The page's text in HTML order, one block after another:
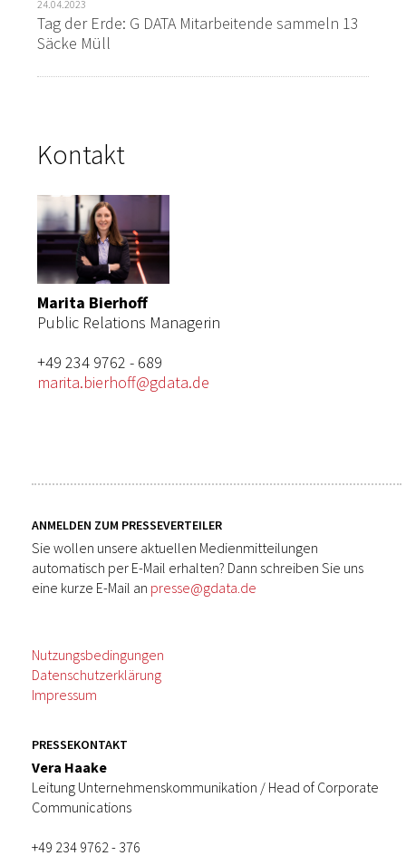
24.04.2023
Tag der Erde: G DATA Mitarbeitende sammeln 13
Säcke Müll
Kontakt
Marita Bierhoff
Public Relations Managerin
+49 234 9762 - 689
marita.bierhoff@gdata.de
ANMELDEN ZUM PRESSEVERTEILER
Sie wollen unsere aktuellen Medienmitteilungen
automatisch per E-Mail erhalten? Dann schreiben Sie uns
eine kurze E-Mail an presse@gdata.de
Nutzungsbedingungen
Datenschutzerklärung
Impressum
PRESSEKONTAKT
Vera Haake
Leitung Unternehmenskommunikation / Head of Corporate
Communications
+49 234 9762 - 376